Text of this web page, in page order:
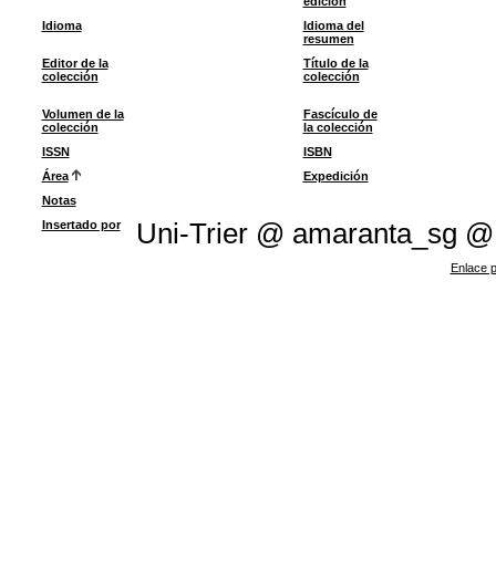
Idioma
Idioma del
resumen
Editor de la
colección
Título de la
colección
Volumen de la
colección
Fascículo de
la colección
ISSN
ISBN
Área
Expedición
Notas
Insertado por
Uni-Trier @ amaranta_sg @
Enlace